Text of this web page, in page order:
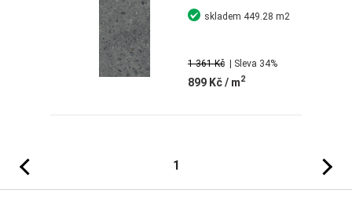
1 361 Kč | Sleva 34%
899 Kč/ m2
skladem 449.28 m2
Předchozí 1